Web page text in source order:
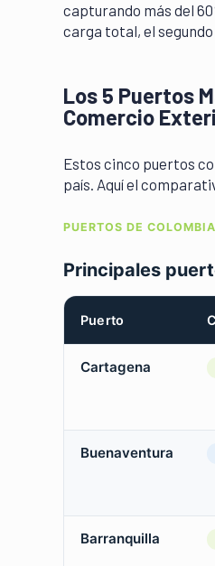
capturando más del
carga total, el
Los 5 Puertos
Comercio
Estos cinco puertos
país. Aquí el
PUERTOS DE COLOMBIA
Principales
Puerto
Cartagena
Buenaventura
Barranquilla